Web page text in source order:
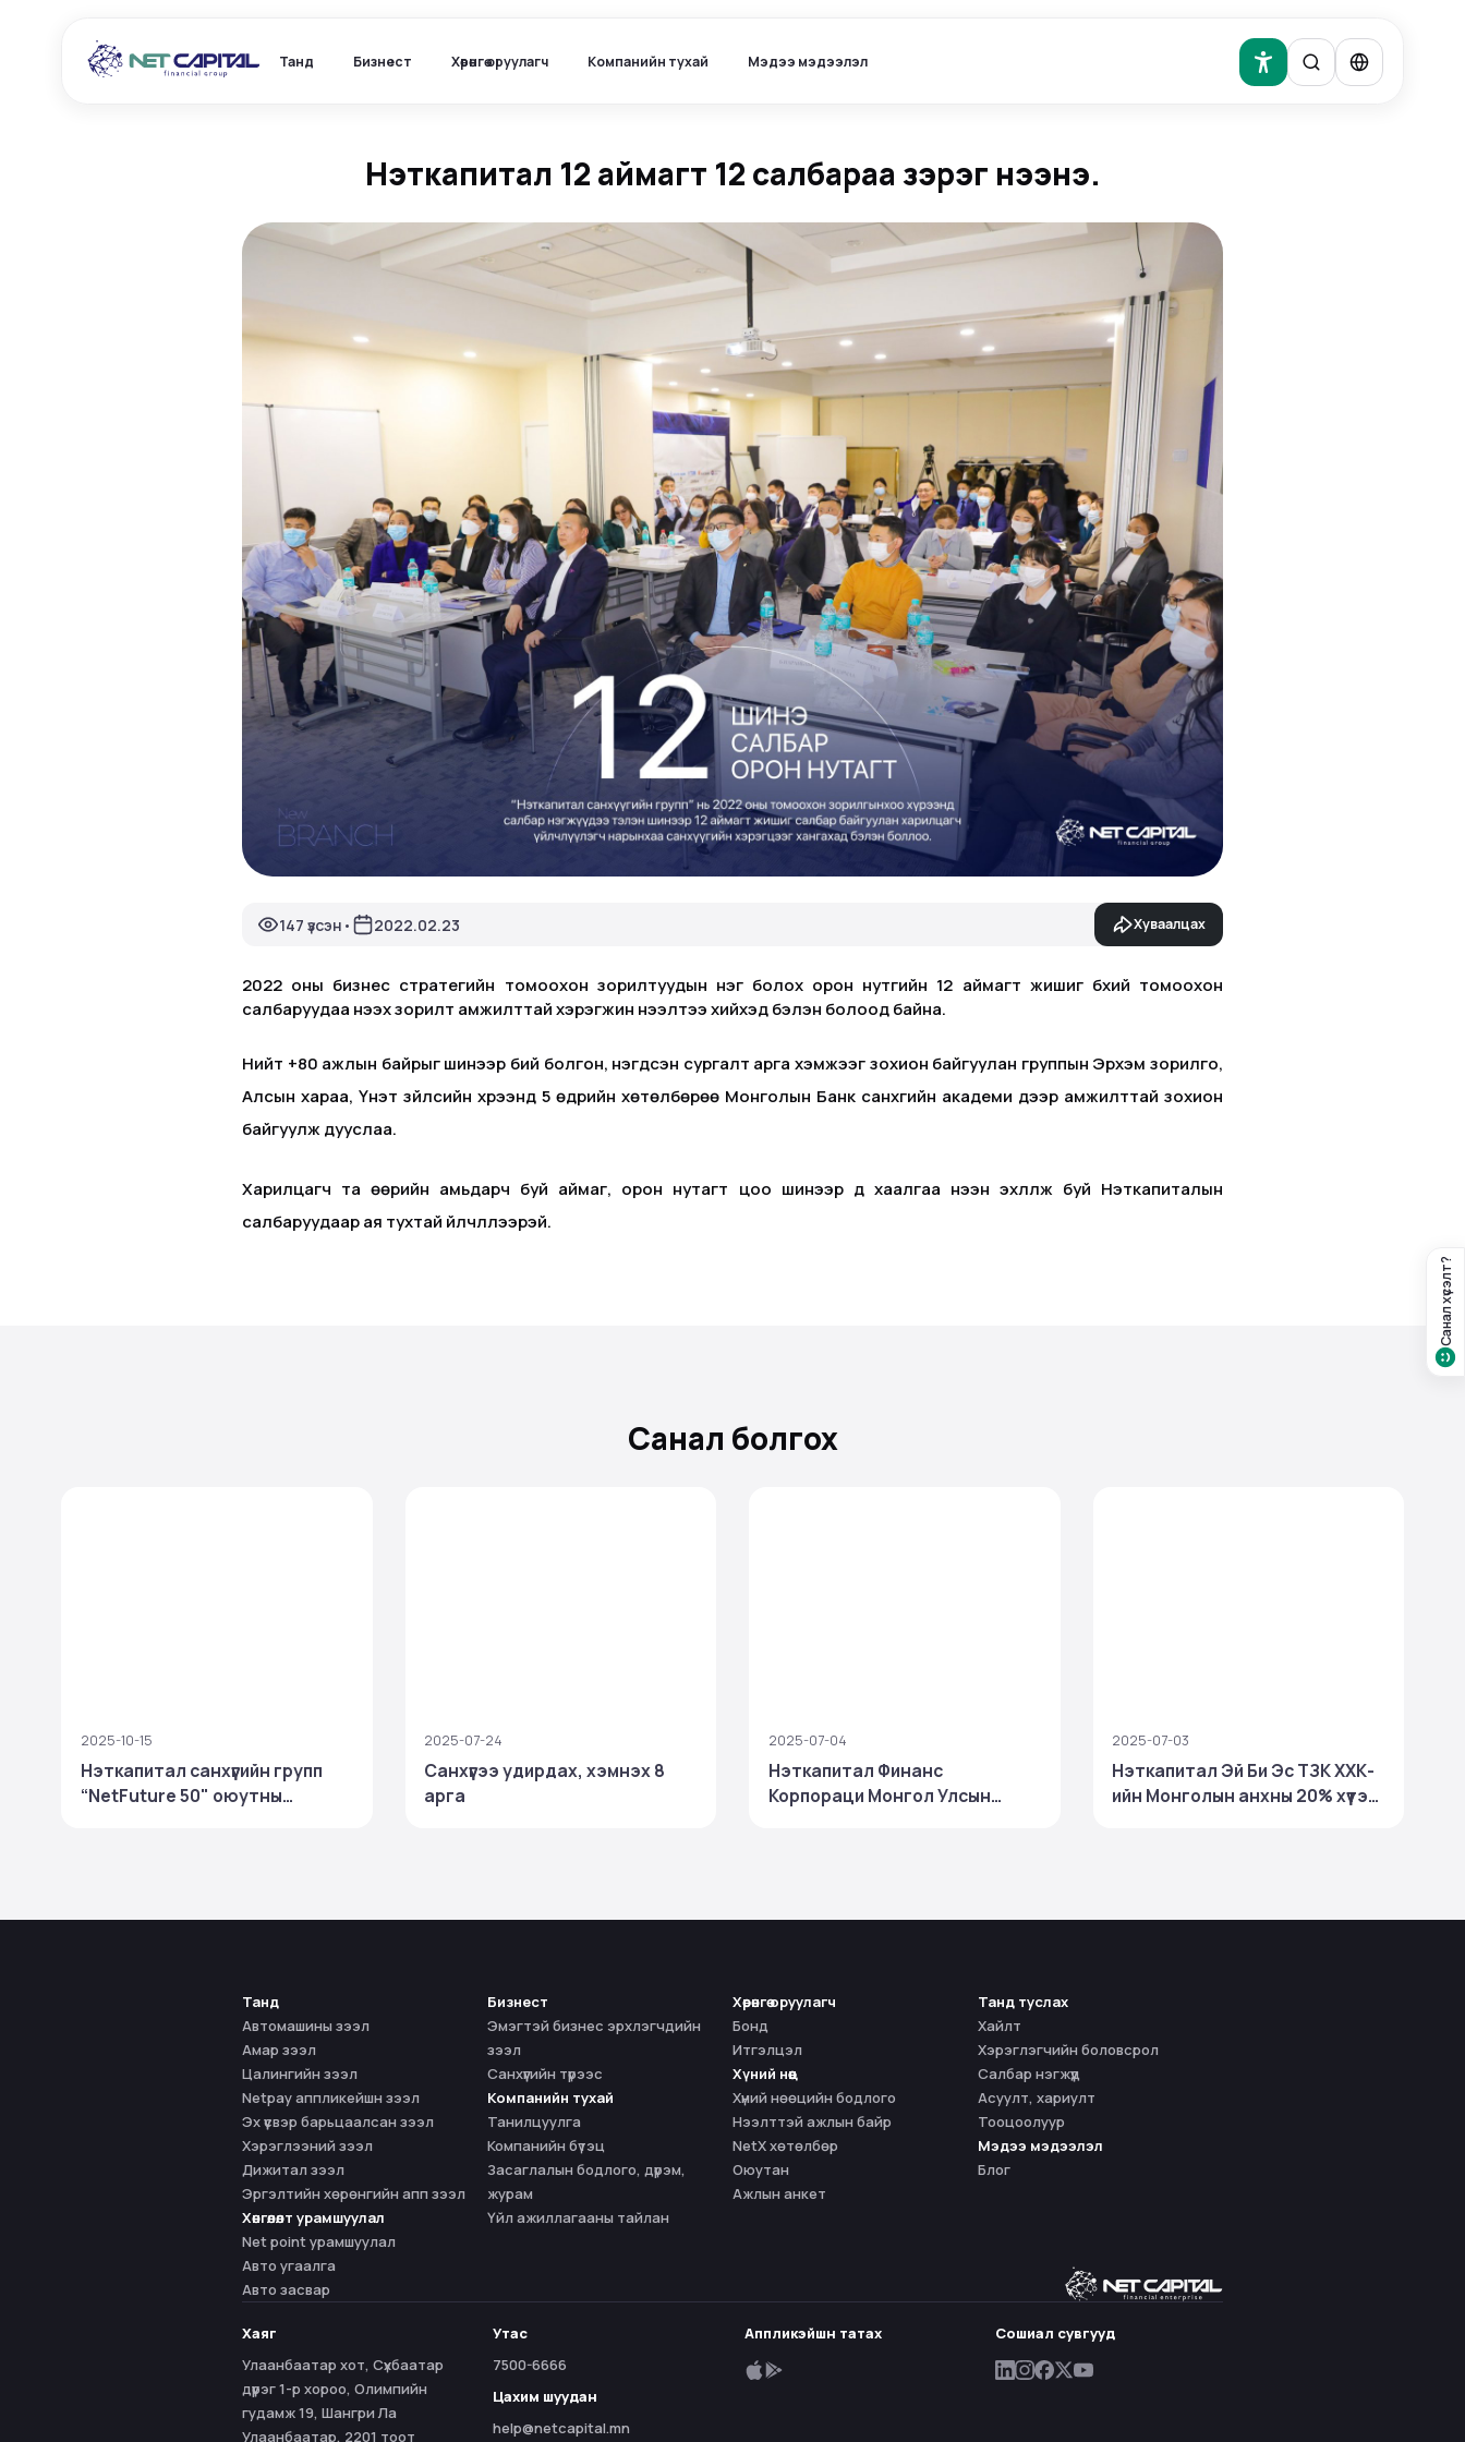
Танд Бизнест Хөрөнгө оруулагч Компанийн тухай Мэдээ мэдээлэл
Санал хүсэлт?
Нэткапитал 12 аймагт 12 салбараа зэрэг нээнэ.
147 үзсэн • 2022.02.23 Хуваалцах
2022 оны бизнес стратегийн томоохон зорилтуудын нэг болох орон нутгийн 12 аймагт жишиг бүхий томоохон
салбаруудаа нээх зорилт амжилттай хэрэгжин нээлтээ хийхэд бэлэн болоод байна.
Нийт +80 ажлын байрыг шинээр бий болгон, нэгдсэн сургалт арга хэмжээг зохион байгуулан группын Эрхэм зорилго,
Алсын хараа, Үнэт зүйлсийн хүрээнд 5 өдрийн хөтөлбөрөө Монголын Банк санхүүгийн академи дээр амжилттай зохион
байгуулж дууслаа.
Харилцагч та өөрийн амьдарч буй аймаг, орон нутагт цоо шинээр үүд хаалгаа нээн эхлүүлж буй Нэткапиталын
салбаруудаар ая тухтай үйлчлүүлээрэй.
Санал болгох
2025-10-15
Нэткапитал санхүүгийн групп
“NetFuture 50" оюутны
2025-07-24
Санхүүгээ удирдах, хэмнэх 8
арга
2025-07-04
Нэткапитал Финанс
Корпораци Монгол Улсын
2025-07-03
Нэткапитал Эй Би Эс ТЗК ХХК-
ийн Монголын анхны 20% хүүтэй
Танд
Автомашины зээл
Амар зээл
Цалингийн зээл
Netpay аппликейшн зээл
Эх үүсвэр барьцаалсан зээл
Хэрэглээний зээл
Дижитал зээл
Эргэлтийн хөрөнгийн апп зээл
Хөнгөлөлт урамшуулал
Net point урамшуулал
Авто угаалга
Авто засвар
Бизнест
Эмэгтэй бизнес эрхлэгчдийн
зээл
Санхүүгийн түрээс
Компанийн тухай
Танилцуулга
Компанийн бүтэц
Засаглалын бодлого, дүрэм,
журам
Үйл ажиллагааны тайлан
Хөрөнгө оруулагч
Бонд
Итгэлцэл
Хүний нөөц
Хүний нөөцийн бодлого
Нээлттэй ажлын байр
NetX хөтөлбөр
Оюутан
Ажлын анкет
Танд туслах
Хайлт
Хэрэглэгчийн боловсрол
Салбар нэгжүүд
Асуулт, хариулт
Тооцоолуур
Мэдээ мэдээлэл
Блог
Хаяг
Улаанбаатар хот, Сүхбаатар
дүүрэг 1-р хороо, Олимпийн
гудамж 19, Шангри Ла
Улаанбаатар, 2201 тоот
Утас
7500-6666
Цахим шуудан
help@netcapital.mn
Аппликэйшн татах Сошиал сувгууд